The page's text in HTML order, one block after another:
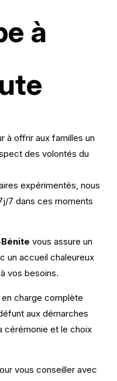
à
à offrir aux familles un
des volontés du
expérimentés, nous
7 dans ces moments
vous assure un
un accueil chaleureux
vos besoins.
charge complète
aux démarches
cérémonie et le choix
vous conseiller avec